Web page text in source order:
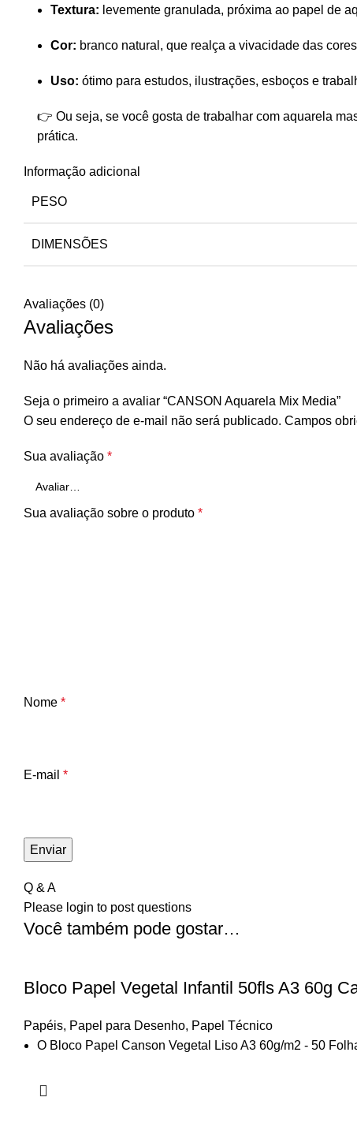
Textura: levemente granulada, próxima ao papel de
Cor: branco natural, que realça a vivacidade das
Uso: ótimo para estudos, ilustrações, esboços e
👉 Ou seja, se você gosta de trabalhar com aquarela
prática.
Informação adicional
PESO
DIMENSÕES
Avaliações (0)
Avaliações
Não há avaliações ainda.
Seja o primeiro a avaliar “CANSON Aquarela Mix Media”
O seu endereço de e-mail não será publicado. Campos
Sua avaliação *
Sua avaliação sobre o produto *
Nome *
E-mail *
Q & A
Please login to post questions
Você também pode gostar…
Bloco Papel Vegetal Infantil 50fls A3 60g
Papéis, Papel para Desenho, Papel Técnico
O Bloco Papel Canson Vegetal Liso A3 60g/m2 - 50